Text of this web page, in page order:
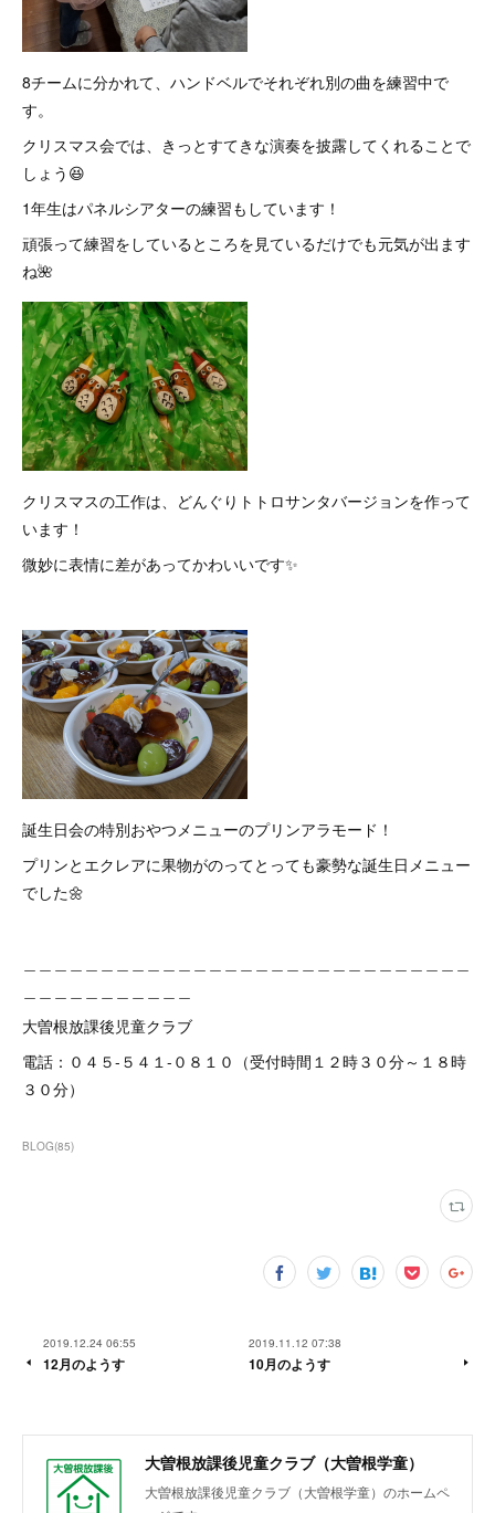
8チームに分かれて、ハンドベルでそれぞれ別の曲を練習中で
す。
クリスマス会では、きっとすてきな演奏を披露してくれることで
しょう😆
1年生はパネルシアターの練習もしています！
頑張って練習をしているところを見ているだけでも元気が出ます
ね🌺
クリスマスの工作は、どんぐりトトロサンタバージョンを作って
います！
微妙に表情に差があってかわいいです✨
誕生日会の特別おやつメニューのプリンアラモード！
プリンとエクレアに果物がのってとっても豪勢な誕生日メニュー
でした🌼
大曽根放課後児童クラブ
電話：０４５-５４１-０８１０（受付時間１２時３０分～１８時
３０分）
BLOG(85)
2019.12.24 06:55
12月のようす
2019.11.12 07:38
10月のようす
大曽根放課後児童クラブ（大曽根学童）
大曽根放課後児童クラブ（大曽根学童）のホームペ